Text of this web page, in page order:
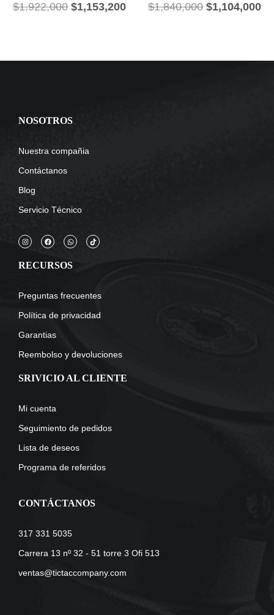
$1,922,000 $1,153,200 $1,840,000 $1,104,000
NOSOTROS
Nuestra compañia
Contáctanos
Blog
Servicio Técnico
RECURSOS
Preguntas frecuentes
Política de privacidad
Garantias
Reembolso y devoluciones
SRIVICIO AL CLIENTE
Mi cuenta
Seguimiento de pedidos
Lista de deseos
Programa de referidos
CONTÁCTANOS
317 331 5035
Carrera 13 nº 32 - 51 torre 3 Ofi 513
ventas@tictaccompany.com